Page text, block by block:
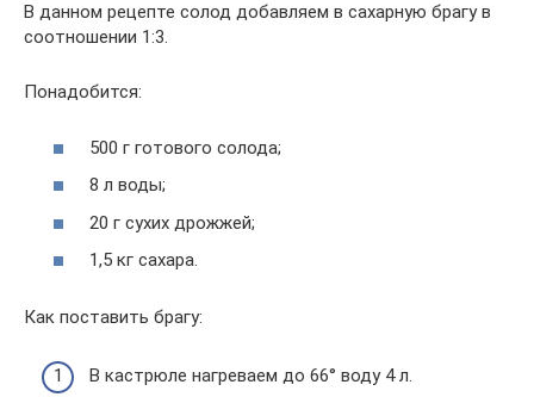
В данном рецепте солод добавляем в сахарную брагу в
соотношении 1:3.
Понадобится:
500 г готового солода;
8 л воды;
20 г сухих дрожжей;
1,5 кг сахара.
Как поставить брагу:
В кастрюле нагреваем до 66° воду 4 л.